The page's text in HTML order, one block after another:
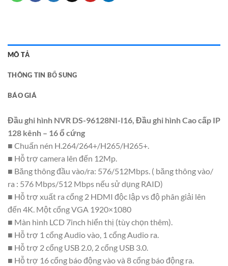
MÔ TẢ
THÔNG TIN BỔ SUNG
BÁO GIÁ
Đầu ghi hình NVR DS-96128NI-I16, Đầu ghi hình Cao cấp IP
128 kênh – 16 ổ cứng
■ Chuấn nén H.264/264+/H265/H265+.
■ Hỗ trợ camera lên đến 12Mp.
■ Băng thông đầu vào/ra: 576/512Mbps. ( băng thông vào/
ra : 576 Mbps/512 Mbps nếu sử dụng RAID)
■ Hỗ trợ xuất ra cổng 2 HDMI độc lập vs độ phân giải lên
đến 4K. Một cổng VGA 1920×1080
■ Màn hình LCD 7inch hiển thị (tùy chọn thêm).
■ Hỗ trợ 1 cổng Audio vào, 1 cổng Audio ra.
■ Hỗ trợ 2 cổng USB 2.0, 2 cổng USB 3.0.
■ Hỗ trợ 16 cổng báo động vào và 8 cổng báo động ra.